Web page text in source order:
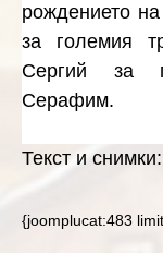
рождението
за големия
Сергий за
Серафим.
Текст и
{joomplucat:483